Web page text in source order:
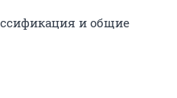
и общие